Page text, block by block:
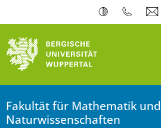
Fakultät für Mathematik und
Naturwissenschaften